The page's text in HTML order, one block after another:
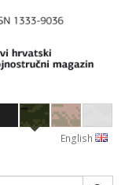
English